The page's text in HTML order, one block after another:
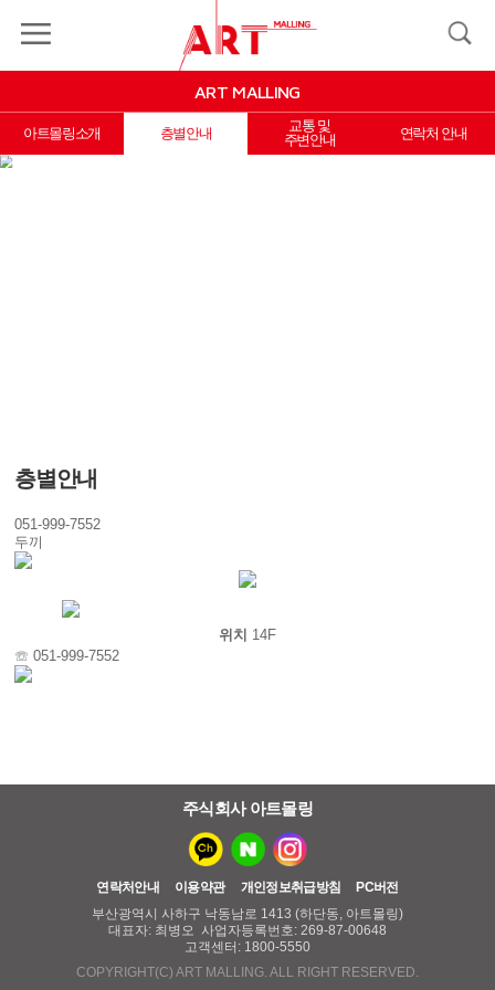
ART MALLING
아트몰링소개 층별안내
교통 및
주변안내
연락처 안내
층별안내
051-999-7552
두끼
위치 14F
☏ 051-999-7552
주식회사 아트몰링
연락처안내 이용약관 개인정보취급방침
PC버전
부산광역시 사하구 낙동남로 1413 (하단동, 아트몰링)
대표자: 최병오 사업자등록번호: 269-87-00648
고객센터: 1800-5550
COPYRIGHT(C) ART MALLING. ALL RIGHT RESERVED.
MY
LOGIN
JOIN
MALLING
EVENT&COUPON